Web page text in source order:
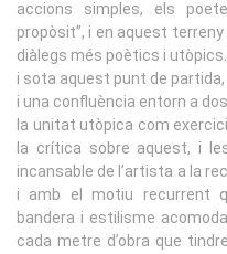
accions simples, els
propòsit”, i en aquest terreny
diàlegs més poètics i
i sota aquest punt de
i una confluència entorn a
la unitat utòpica com
la crítica sobre aquest, i
incansable de l’artista a la
i amb el motiu recurrent
bandera i estilisme
cada metre d’obra que